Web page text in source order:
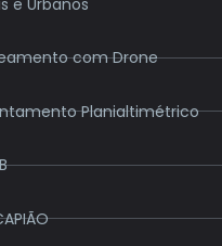
com Drone
Planialtimétrico